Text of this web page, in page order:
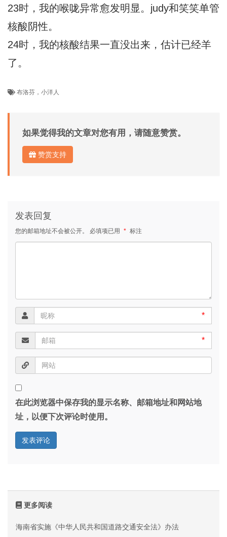
23时，我的喉咙异常愈发明显。judy和笑笑单管
核酸阴性。
24时，我的核酸结果一直没出来，估计已经羊
了。
布洛芬，小洋人
如果觉得我的文章对您有用，请随意赞赏。
赞赏支持
发表回复
您的邮箱地址不会被公开。 必填项已用 * 标注
*
*
在此浏览器中保存我的显示名称、邮箱地址和网站地
址，以便下次评论时使用。
更多阅读
海南省实施《中华人民共和国道路交通安全法》办法